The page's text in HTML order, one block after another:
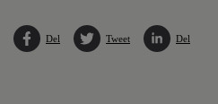
Del Tweet Del